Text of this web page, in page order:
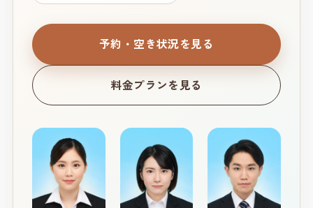
予約・空き状況を見る
料金プランを見る